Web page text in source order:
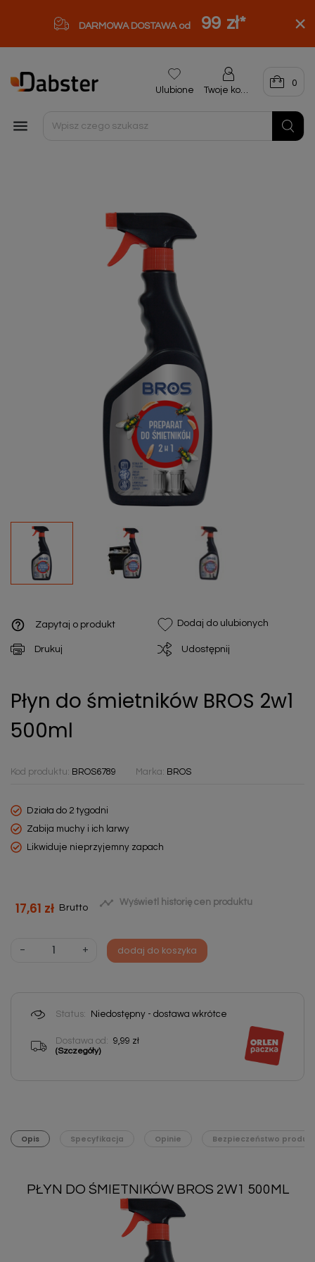
DARMOWA DOSTAWA od 99 zł*

Ulubione Twoje konto
0
help_outline Zapytaj o produkt Dodaj do ulubionych
Drukuj Udostępnij
Płyn do śmietników BROS 2w1
500ml
Kod produktu: BROS6789 Marka: BROS
Działa do 2 tygodni
Zabija muchy i ich larwy
Likwiduje nieprzyjemny zapach
17,61 zł Brutto  Wyświetl historię cen produktu
- + dodaj do koszyka
Status: Niedostępny - dostawa wkrótce
Dostawa od: 9,99 zł
(Szczegóły)
Opis Specyfikacja Opinie Bezpieczeństwo
PŁYN DO ŚMIETNIKÓW BROS 2W1 500ML